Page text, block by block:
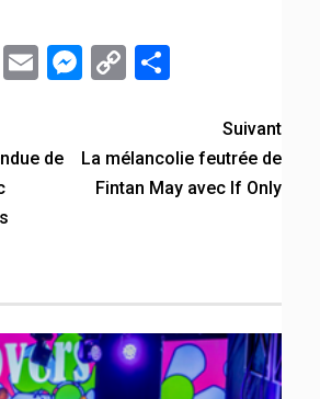
VK EmailMessenger
Copy
de
Suivant
La mélancolie feutrée de
Fintan May avec If Only